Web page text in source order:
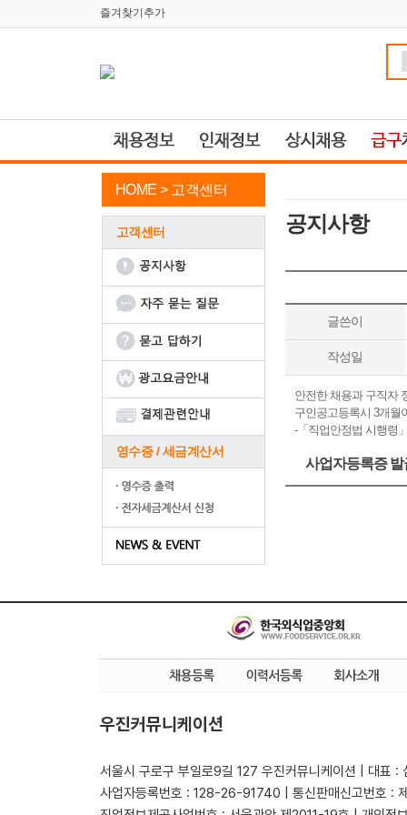
즐겨찾기추가
HOME > 고객센터
고객센터
영수증 / 세금계산서
공지사항
글쓴이
작성일
안전한 채용과 구직자
구인공고등록시 3개월
-「직업안정법 시행령
사업자등록증
우진커뮤니케이션
서울시 구로구 부일로9길 127 우진커뮤니케이션 | 대표 :
사업자등록번호 : 128-26-91740 | 통신판매신고번호 :